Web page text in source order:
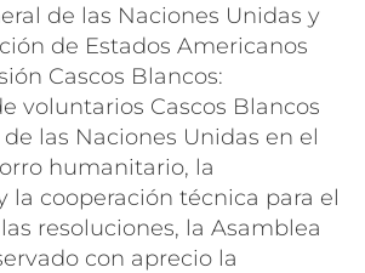
de las Naciones Unidas y
de Estados Americanos
Cascos Blancos:
voluntarios Cascos Blancos
las Naciones Unidas en el
humanitario, la
la cooperación técnica para el
resoluciones, la Asamblea
con aprecio la